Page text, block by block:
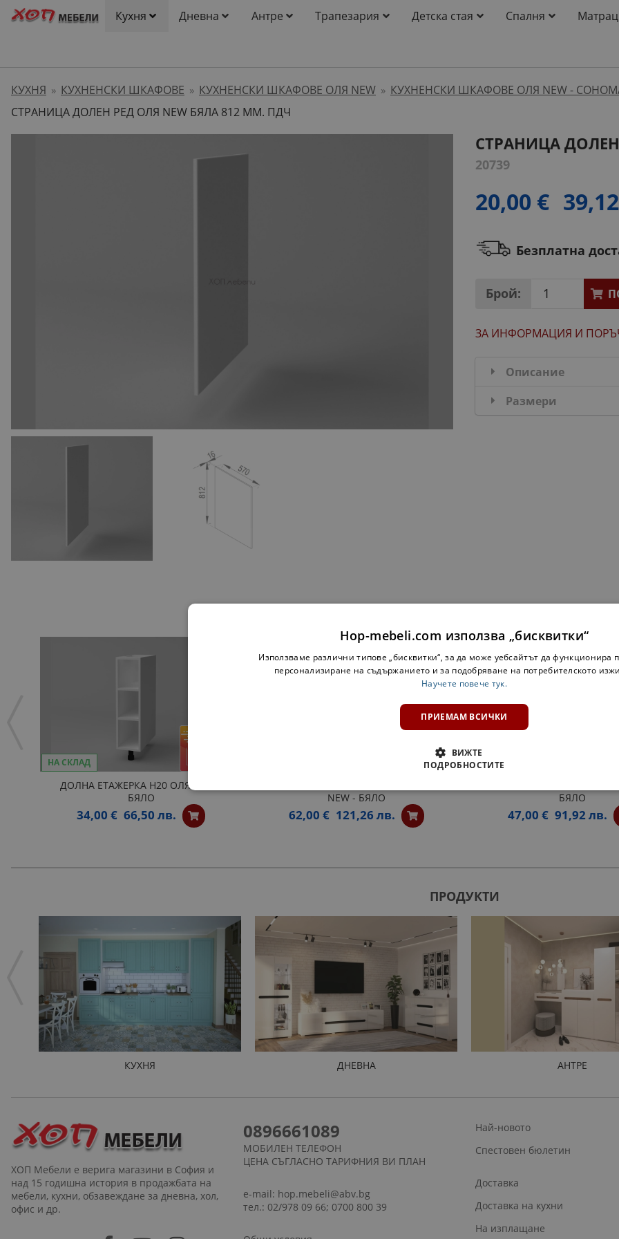
Кухня Дневна Антре Трапезария Детска стая Спалня
КУХНЯ » КУХНЕНСКИ ШКАФОВЕ » КУХНЕНСКИ ШКАФОВЕ ОЛЯ NEW » КУХНЕНСКИ ШКАФОВЕ ОЛЯ NEW -
СТРАНИЦА ДОЛЕН РЕД ОЛЯ NEW БЯЛА 812 ММ. ПДЧ
СТРАНИЦА
20739
20,00 €
Безплатна
Брой:
ЗА ИНФОРМАЦИЯ И
Описание
Размери
НА СКЛАД
ДОЛНА ЕТАЖЕРКА Н20 ОЛЯ NEW -
БЯЛО
34,00 € 66,50 лв.
NEW - БЯЛО
62,00 € 121,26 лв.
БЯЛО
47,00 € 91,92 лв.
ПРОДУКТИ
КУХНЯ ДНЕВНА АНТРЕ
ХОП Мебели е верига магазини в София и
над 15 годишна история в продажбата на
мебели, кухни, обзавеждане за дневна, хол,
офис и др.
0896661089
МОБИЛЕН ТЕЛЕФОН
ЦЕНА СЪГЛАСНО ТАРИФНИЯ ВИ ПЛАН
e-mail: hop.mebeli@abv.bg
тел.: 02/978 09 66; 0700 800 39
Най-новото
Спестовен бюлетин
Доставка
Доставка на кухни
На изплащане
Hop-mebeli.com използва „бисквитки“
Използваме различни типове „бисквитки“, за да може уебсайтът да функционира
персонализиране на съдържанието и за подобряване на потребителското
Научете повече тук.
ПРИЕМАМ ВСИЧКИ
ВИЖТЕ
ПОДРОБНОСТИТЕ